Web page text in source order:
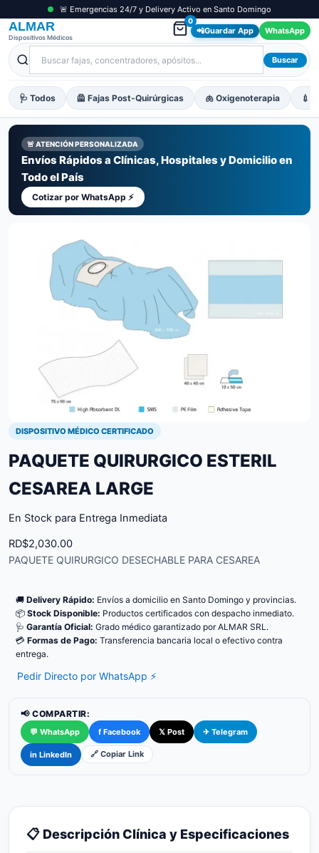
🚨 Emergencias 24/7 y Delivery Activo en Santo Domingo
ALMAR
Dispositivos Médicos
0
📲Guardar App WhatsApp
Buscar
🩺 Todos 🦺 Fajas Post-Quirúrgicas 🫁 Oxigenoterapia 💉
🚨 ATENCIÓN PERSONALIZADA
Envíos Rápidos a Clínicas, Hospitales y Domicilio en
Todo el País
Cotizar por WhatsApp ⚡
DISPOSITIVO MÉDICO CERTIFICADO
PAQUETE QUIRURGICO ESTERIL
CESAREA LARGE
En Stock para Entrega Inmediata
RD$2,030.00
PAQUETE QUIRURGICO DESECHABLE PARA CESAREA
🚚 Delivery Rápido: Envíos a domicilio en Santo Domingo y provincias.
📦 Stock Disponible: Productos certificados con despacho inmediato.
🩺 Garantía Oficial: Grado médico garantizado por ALMAR SRL.
💳 Formas de Pago: Transferencia bancaria local o efectivo contra
entrega.
Pedir Directo por WhatsApp ⚡
📢 COMPARTIR:
💬 WhatsApp f Facebook 𝕏 Post ✈ Telegram
in LinkedIn 🔗 Copiar Link
📋 Descripción Clínica y Especificaciones